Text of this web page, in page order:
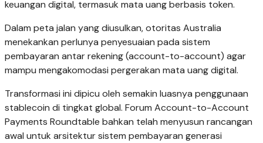
keuangan digital, termasuk mata uang berbasis token.
Dalam peta jalan yang diusulkan, otoritas Australia
menekankan perlunya penyesuaian pada sistem
pembayaran antar rekening (account-to-account) agar
mampu mengakomodasi pergerakan mata uang digital.
Transformasi ini dipicu oleh semakin luasnya penggunaan
stablecoin di tingkat global. Forum Account-to-Account
Payments Roundtable bahkan telah menyusun rancangan
awal untuk arsitektur sistem pembayaran generasi